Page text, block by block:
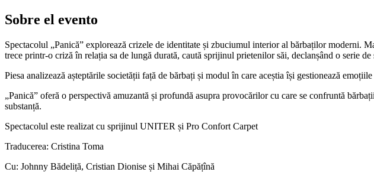
Sobre el evento
Spectacolul „Panică” explorează crizele de identitate și zbuciumul interior al bărbaților
trece printr-o criză în relația sa de lungă durată, caută sprijinul prietenilor săi, declanșând o serie
Piesa analizează așteptările societății față de bărbați și modul în care aceștia își gestionează
„Panică” oferă o perspectivă amuzantă și profundă asupra provocărilor cu care se confruntă
substanță.
Spectacolul este realizat cu sprijinul UNITER și Pro Confort Carpet
Traducerea: Cristina Toma
Cu: Johnny Bădeliță, Cristian Dionise și Mihai Căpățînă